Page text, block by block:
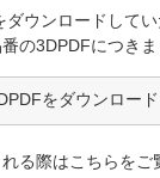
ダウンロードして
の3DPDFにつき
をダウンロード
る際はこちらをご